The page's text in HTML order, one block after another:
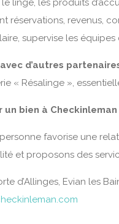
linge, les produits
réservations, revenus,
supervise les
d’autres
« Résalinge »,
un bien à Checkinleman
favorise une
et proposons des
d’Allinges, Evian les